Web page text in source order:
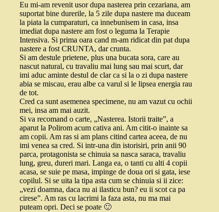
Eu mi-am revenit usor dupa nasterea prin cezariana, am
suportat bine durerile, la 5 zile dupa nastere ma duceam
la piata la cumparaturi, ca innebunisem in casa, insa
imediat dupa nastere am fost o leguma la Terapie
Intensiva. Si prima oara cand m-am ridicat din pat dupa
nastere a fost CRUNTA, dar crunta.
Si am destule prietene, plus una bucata sora, care au
nascut natural, cu travaliu mai lung sau mai scurt, dar
imi aduc aminte destul de clar ca si la o zi dupa nastere
abia se miscau, erau albe ca varul si le lipsea energia rau
de tot.
Cred ca sunt asemenea specimene, nu am vazut cu ochii
mei, insa am mai auzit.
Si va recomand o carte, „Nasterea. Istorii traite”, a
aparut la Polirom acum cativa ani. Am citit-o inainte sa
am copii. Am ras si am plans citind cartea aceea, de nu
imi venea sa cred. Si intr-una din istorisiri, prin anii 90
parca, protagonista se chinuia sa nasca saraca, travaliu
lung, greu, dureri mari. Langa ea, o tanti cu alti 4 copii
acasa, se suie pe masa, impinge de doua ori si gata, iese
copilul. Si se uita la tipa asta cum se chinuia si ii zice:
„vezi doamna, daca nu ai ilasticu bun? eu ii scot ca pa
cirese”. Am ras cu lacrimi la faza asta, nu ma mai
puteam opri. Deci se poate 🙂